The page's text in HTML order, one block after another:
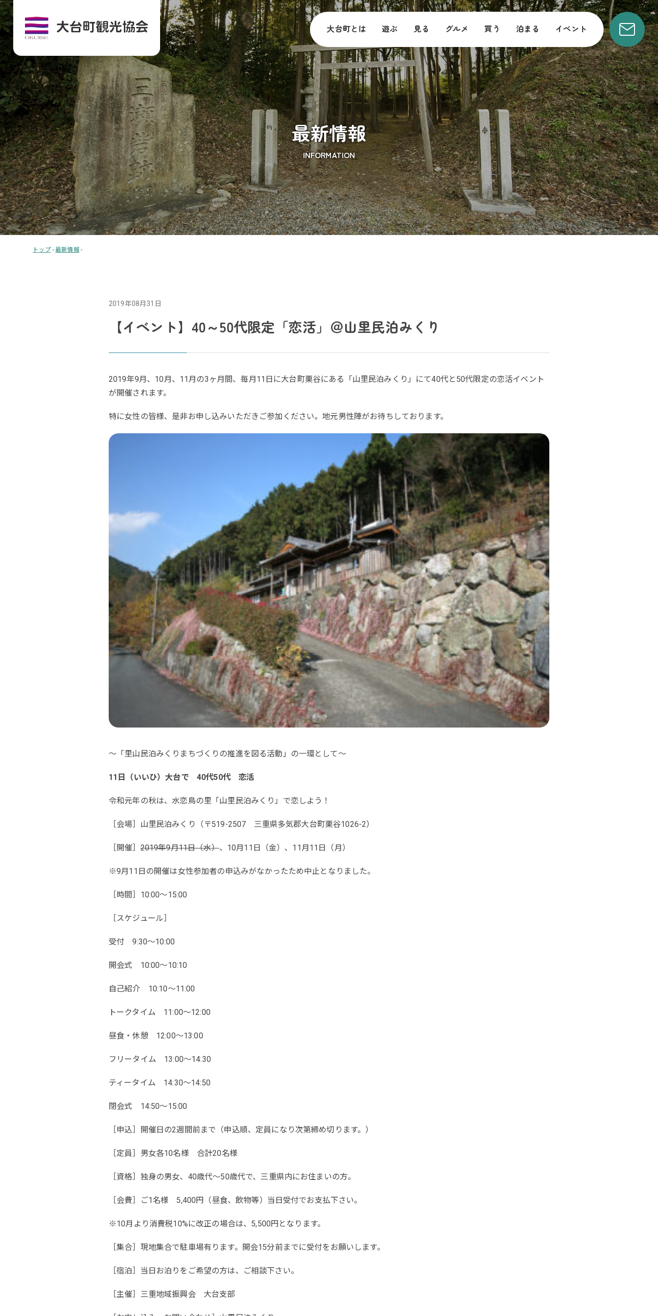
大台町とは 遊ぶ 見る グルメ 買う 泊まる イベント
最新情報
INFORMATION
トップ-最新情報-
2019年08月31日
【イベント】40～50代限定「恋活」＠山里民泊みくり
2019年9月、10月、11月の3ヶ月間、毎月11日に大台町栗谷にある「山里民泊みくり」にて40代と50代限定の恋活イベント
が開催されます。
特に女性の皆様、是非お申し込みいただきご参加ください。地元男性陣がお待ちしております。
～「里山民泊みくりまちづくりの推進を図る活動」の一環として～
11日（いいひ）大台で 40代50代 恋活
令和元年の秋は、水恋鳥の里「山里民泊みくり」で恋しよう！
［会場］山里民泊みくり（〒519-2507 三重県多気郡大台町栗谷1026-2）
［開催］2019年9月11日（水）、10月11日（金）、11月11日（月）
※9月11日の開催は女性参加者の申込みがなかったため中止となりました。
［時間］10:00～15:00
［スケジュール］
受付 9:30～10:00
開会式 10:00～10:10
自己紹介 10:10～11:00
トークタイム 11:00～12:00
昼食・休憩 12:00～13:00
フリータイム 13:00～14:30
ティータイム 14:30～14:50
閉会式 14:50～15:00
［申込］開催日の2週間前まで（申込順、定員になり次第締め切ります。）
［定員］男女各10名様 合計20名様
［資格］独身の男女、40歳代～50歳代で、三重県内にお住まいの方。
［会費］ご1名様 5,400円（昼食、飲物等）当日受付でお支払下さい。
※10月より消費税10%に改正の場合は、5,500円となります。
［集合］現地集合で駐車場有ります。開会15分前までに受付をお願いします。
［宿泊］当日お泊りをご希望の方は、ご相談下さい。
［主催］三重地域振興会 大台支部